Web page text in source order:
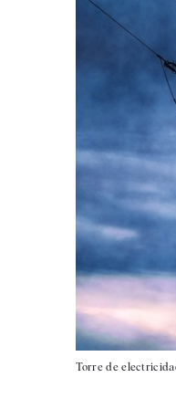
Torre de